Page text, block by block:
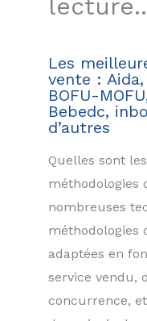
Les
vente : Aida,
BOFU-
Bebedc,
d’autres
Quelles sont
méthodologies
nombreuses
méthodologies
adaptées en
service vendu,
concurrence,